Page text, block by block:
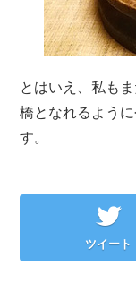
とはいえ、私も
橋となれるよう
す。
ツイート